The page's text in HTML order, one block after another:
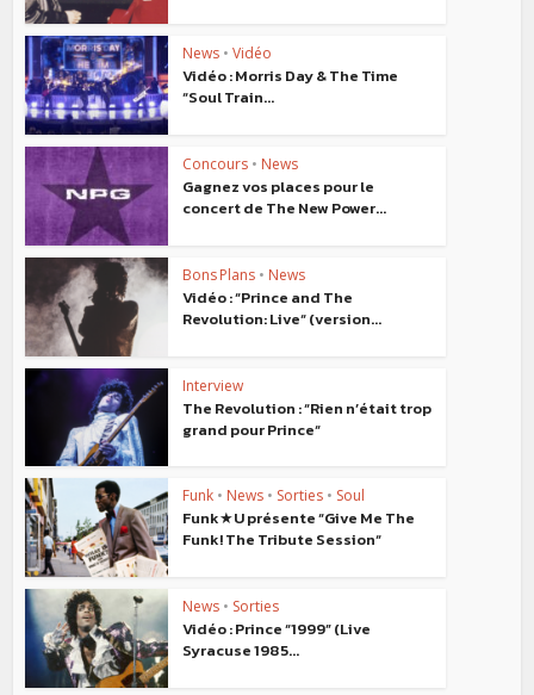
News • Vidéo
Vidéo : Morris Day & The Time
“Soul Train...
Concours • News
Gagnez vos places pour le
concert de The New Power...
Bons Plans • News
Vidéo : “Prince and The
Revolution: Live“ (version...
Interview
The Revolution : “Rien n’était trop
grand pour Prince“
Funk • News • Sorties • Soul
Funk★U présente “Give Me The
Funk! The Tribute Session“
News • Sorties
Vidéo : Prince “1999” (Live
Syracuse 1985...